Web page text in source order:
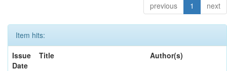
previous 1 next
Item hits:
Issue
Date
Title Author(s)